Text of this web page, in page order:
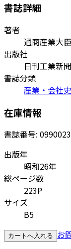
書誌詳細
著者
通商産業大
出版社
日刊工業新
書誌分類
産業・会社史
在庫情報
書誌番号:
出版年
昭和26年
総ページ数
223P
サイズ
B5
カートへ入れる お